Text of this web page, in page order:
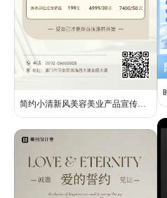
简约小清新风美容美业产品宣传朋友圈营销长图